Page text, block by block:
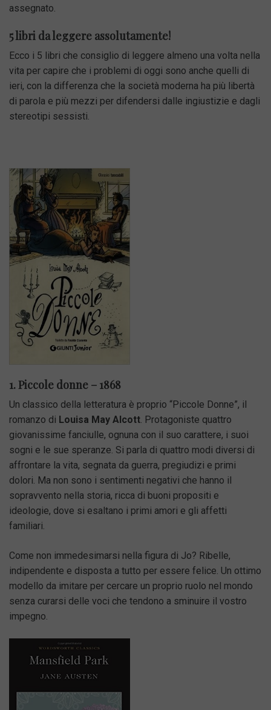
assegnato.
5 libri da leggere assolutamente!
Ecco i 5 libri che consiglio di leggere almeno una volta nella
vita per capire che i problemi di oggi sono anche quelli di
ieri, con la differenza che la società moderna ha più libertà
di parola e più mezzi per difendersi dalle ingiustizie e dagli
stereotipi sessisti.
1. Piccole donne – 1868
Un classico della letteratura è proprio “Piccole Donne”, il
romanzo di Louisa May Alcott. Protagoniste quattro
giovanissime fanciulle, ognuna con il suo carattere, i suoi
sogni e le sue speranze. Si parla di quattro modi diversi di
affrontare la vita, segnata da guerra, pregiudizi e primi
dolori. Ma non sono i sentimenti negativi che hanno il
sopravvento nella storia, ricca di buoni propositi e
ideologie, dove si esaltano i primi amori e gli affetti
familiari.
Come non immedesimarsi nella figura di Jo? Ribelle,
indipendente e disposta a tutto per essere felice. Un ottimo
modello da imitare per cercare un proprio ruolo nel mondo
senza curarsi delle voci che tendono a sminuire il vostro
impegno.